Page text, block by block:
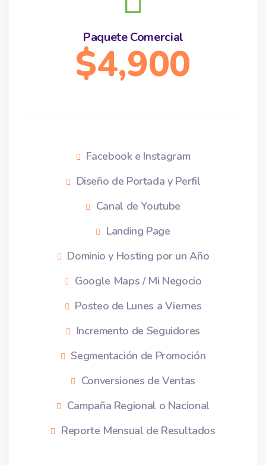
Paquete Comercial
$4,900
Facebook e Instagram
Diseño de Portada y Perfil
Canal de Youtube
Landing Page
Dominio y Hosting por un Año
Google Maps / Mi Negocio
Posteo de Lunes a Viernes
Incremento de Seguidores
Segmentación de Promoción
Conversiones de Ventas
Campaña Regional o Nacional
Reporte Mensual de Resultados